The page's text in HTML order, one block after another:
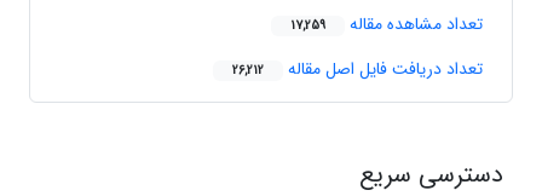
تعداد مشاهده مقاله 17,259
تعداد دریافت فایل اصل مقاله 26,212
دسترسی سریع